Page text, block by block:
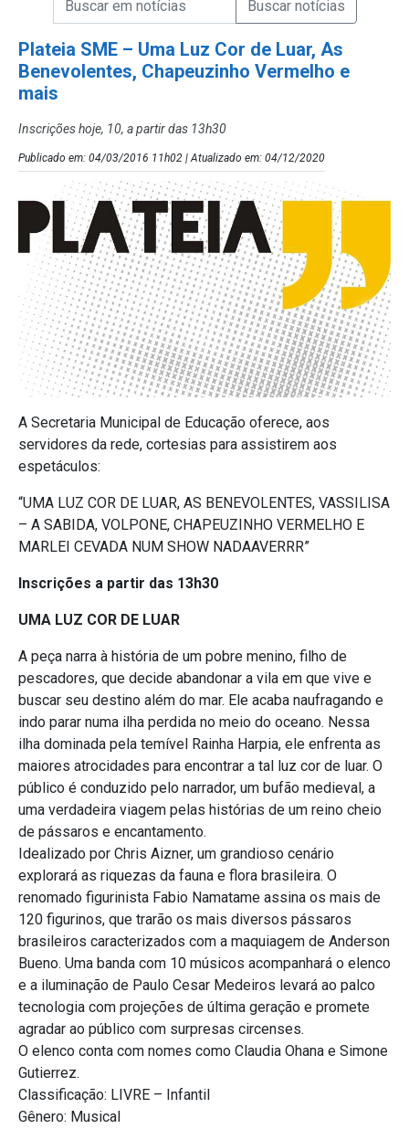
Plateia SME – Uma Luz Cor de Luar, As
Benevolentes, Chapeuzinho Vermelho e
mais
Inscrições hoje, 10, a partir das 13h30
Publicado em: 04/03/2016 11h02 | Atualizado em: 04/12/2020
A Secretaria Municipal de Educação oferece, aos
servidores da rede, cortesias para assistirem aos
espetáculos:
“UMA LUZ COR DE LUAR, AS BENEVOLENTES, VASSILISA
– A SABIDA, VOLPONE, CHAPEUZINHO VERMELHO E
MARLEI CEVADA NUM SHOW NADAAVERRR”
Inscrições a partir das 13h30
UMA LUZ COR DE LUAR
A peça narra à história de um pobre menino, filho de
pescadores, que decide abandonar a vila em que vive e
buscar seu destino além do mar. Ele acaba naufragando e
indo parar numa ilha perdida no meio do oceano. Nessa
ilha dominada pela temível Rainha Harpia, ele enfrenta as
maiores atrocidades para encontrar a tal luz cor de luar. O
público é conduzido pelo narrador, um bufão medieval, a
uma verdadeira viagem pelas histórias de um reino cheio
de pássaros e encantamento.
Idealizado por Chris Aizner, um grandioso cenário
explorará as riquezas da fauna e flora brasileira. O
renomado figurinista Fabio Namatame assina os mais de
120 figurinos, que trarão os mais diversos pássaros
brasileiros caracterizados com a maquiagem de Anderson
Bueno. Uma banda com 10 músicos acompanhará o elenco
e a iluminação de Paulo Cesar Medeiros levará ao palco
tecnologia com projeções de última geração e promete
agradar ao público com surpresas circenses.
O elenco conta com nomes como Claudia Ohana e Simone
Gutierrez.
Classificação: LIVRE – Infantil
Gênero: Musical